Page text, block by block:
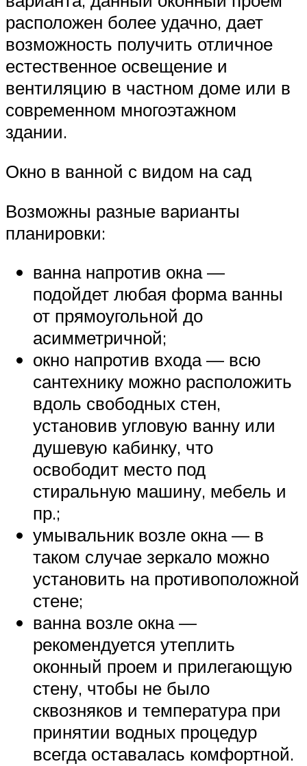
расположен более удачно, дает
возможность получить отличное
естественное освещение и
вентиляцию в частном доме или в
современном многоэтажном
здании.
Окно в ванной с видом на сад
Возможны разные варианты
планировки:
ванна напротив окна —
подойдет любая форма ванны
от прямоугольной до
асимметричной;
окно напротив входа — всю
сантехнику можно расположить
вдоль свободных стен,
установив угловую ванну или
душевую кабинку, что
освободит место под
стиральную машину, мебель и
пр.;
умывальник возле окна — в
таком случае зеркало можно
установить на противоположной
стене;
ванна возле окна —
рекомендуется утеплить
оконный проем и прилегающую
стену, чтобы не было
сквозняков и температура при
принятии водных процедур
всегда оставалась комфортной.